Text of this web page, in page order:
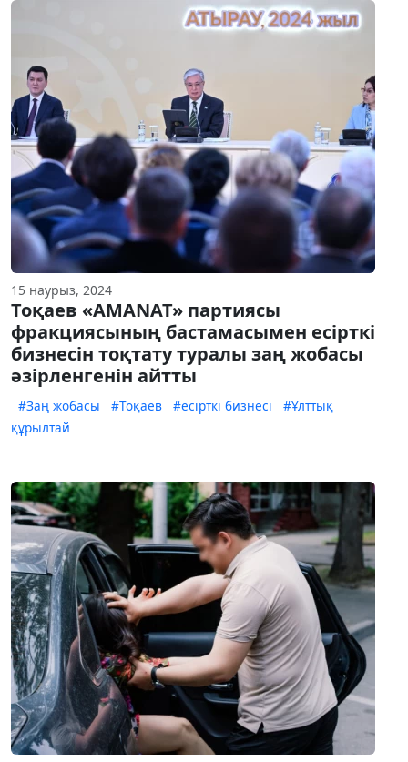
15 наурыз, 2024
Тоқаев «AMANAT» партиясы
фракциясының бастамасымен есірткі
бизнесін тоқтату туралы заң жобасы
әзірленгенін айтты
#Заң жобасы #Тоқаев #есірткі бизнесі
#Ұлттық
құрылтай